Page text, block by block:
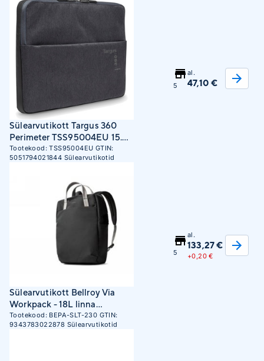
polüetüleentereftalaat (rPET)
Sülearvutikott Targus 360
Perimeter TSS95004EU 15.6
", Ebony, Poly/PU, Sleeve
Tootekood:TSS95004EU GTIN:
5051794021844 Sülearvutikotid
5
al.
47,10 €
Sülearvutikott Bellroy Via
Workpack - 18L linna
seljakott sülearvuti taskuga
(kiltkivi)
Tootekood: BEPA-SLT-230 GTIN:
9343783022878 Sülearvutikotid
5
al.
133,27 €
+0,20 €